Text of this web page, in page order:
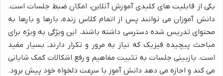
یکی از قابلیت های کلیدی آموزش آنلاین، امکان ضبط جلسات است.
دانش آموزان می توانند پس از اتمام کلاس زنده، بارها و بارها به
محتوای تدریس شده دسترسی داشته باشند. این ویژگی به ویژه برای
مباحث پیچیده فیزیک که نیاز به مرور و تکرار دارند، بسیار مفید
است. بازبینی جلسات به تثبیت مفاهیم و رفع اشکالات کمک شایانی
می کند و اجازه می دهد دانش آموز با سرعت دلخواه خود پیش برود.